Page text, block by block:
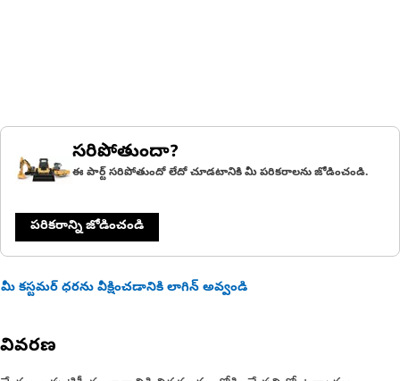
సరిపోతుందా?
ఈ పార్ట్ సరిపోతుందో లేదో చూడటానికి మీ పరికరాలను జోడించండి.
పరికరాన్ని జోడించండి
మీ కస్టమర్ ధరను వీక్షించడానికి లాగిన్ అవ్వండి
వివరణ